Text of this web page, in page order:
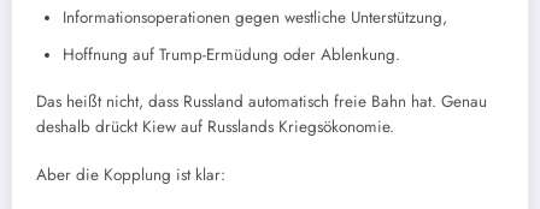
Informationsoperationen gegen westliche Unterstützung,
Hoffnung auf Trump-Ermüdung oder Ablenkung.
Das heißt nicht, dass Russland automatisch freie Bahn hat. Genau
deshalb drückt Kiew auf Russlands Kriegsökonomie.
Aber die Kopplung ist klar: